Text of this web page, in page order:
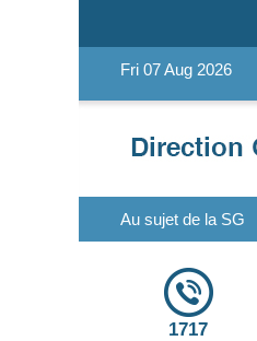
Fri 07 Aug 2026
Au sujet de la SG
1717